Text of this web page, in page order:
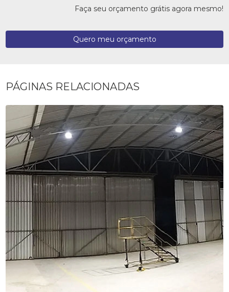
Faça seu orçamento grátis agora mesmo!
Quero meu orçamento
PÁGINAS RELACIONADAS